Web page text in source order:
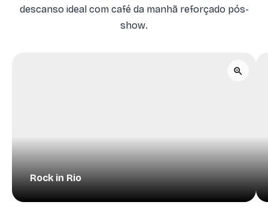
descanso ideal com café da manhã reforçado pós-
show.
Rock in Rio